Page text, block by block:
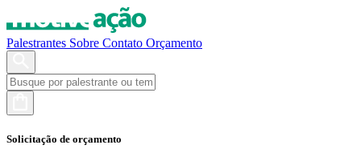
Palestrantes Sobre Contato Orçamento
Solicitação de orçamento